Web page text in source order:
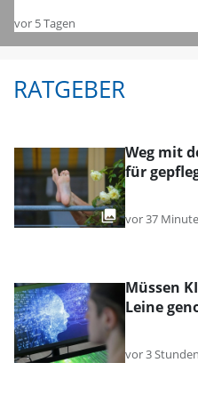
vor 5 Tagen
RATGEBER
Weg mit
für
vor 37
Müssen
Leine
vor 3 Stunden